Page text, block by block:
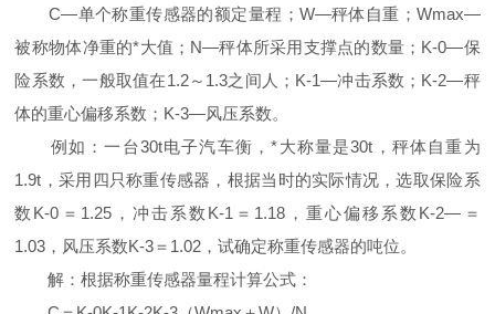
C—单个称重传感器的额定量程；W—秤体自重；Wmax—
被称物体净重的*大值；N—秤体所采用支撑点的数量；K-0—保
险系数，一般取值在1.2～1.3之间人；K-1—冲击系数；K-2—秤
体的重心偏移系数；K-3—风压系数。
例如：一台30t电子汽车衡，*大称量是30t，秤体自重为
1.9t，采用四只称重传感器，根据当时的实际情况，选取保险系
数K-0＝1.25，冲击系数K-1＝1.18，重心偏移系数K-2—＝
1.03，风压系数K-3＝1.02，试确定称重传感器的吨位。
解：根据称重传感器量程计算公式：